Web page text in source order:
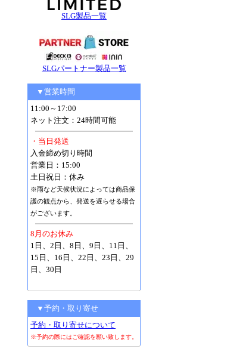
SLG製品一覧
SLGパートナー製品一覧
▼営業時間
11:00～17:00
ネット注文：24時間可能
・当日発送
入金締め切り時間
営業日：15:00
土日祝日：休み
※雨など天候状況によっては商品保
護の観点から、発送を遅らせる場合
がございます。
8月のお休み
1日、2日、8日、9日、11日、
15日、16日、22日、23日、29
日、30日
▼予約・取り寄せ
予約・取り寄せについて
※予約の際にはご確認を願い致します。